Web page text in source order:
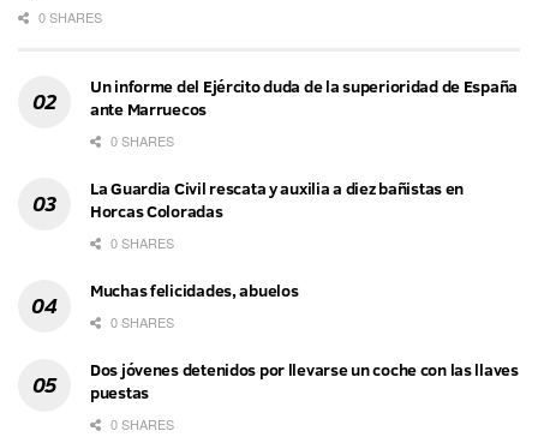
0 SHARES
Un informe del Ejército duda de la superioridad de España
ante Marruecos
0 SHARES
La Guardia Civil rescata y auxilia a diez bañistas en
Horcas Coloradas
0 SHARES
Muchas felicidades, abuelos
0 SHARES
Dos jóvenes detenidos por llevarse un coche con las llaves
puestas
0 SHARES